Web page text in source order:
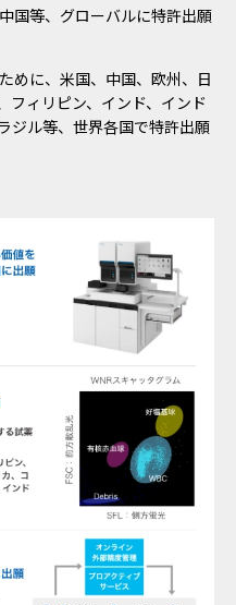
国等、グローバルに特許出願
めに、米国、中国、欧州、日
フィリピン、インド、インド
ジル等、世界各国で特許出願